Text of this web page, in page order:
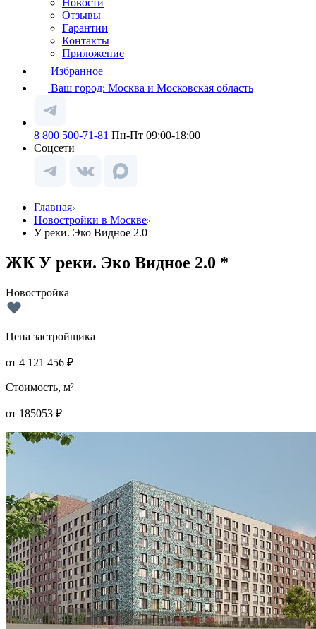
Новости
Отзывы
Гарантии
Контакты
Приложение
Избранное
Ваш город: Москва и Московская область
8 800 500-71-81 Пн-Пт 09:00-18:00
Соцсети
Главная
Новостройки в Москве
У реки. Эко Видное 2.0
ЖК У реки. Эко Видное 2.0 *
Новостройка
Цена застройщика
от 4 121 456 ₽
Стоимость, м²
от 185053 ₽